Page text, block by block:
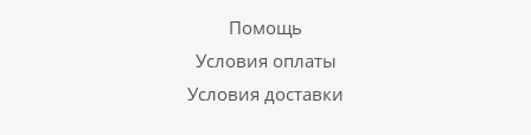
Помощь
Условия оплаты
Условия доставки